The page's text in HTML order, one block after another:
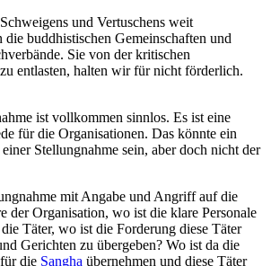
und Vertuschens weit
die buddhistischen Gemeinschaften und
Sie von der kritischen
entlasten, halten wir für nicht förderlich.
ist vollkommen sinnlos. Es ist eine
für die Organisationen. Das könnte ein
Stellungnahme sein, aber doch nicht der
mit Angabe und Angriff auf die
der Organisation, wo ist die klare Personale
Täter, wo ist die Forderung diese Täter
Gerichten zu übergeben? Wo ist da die
die Sangha übernehmen und diese Täter